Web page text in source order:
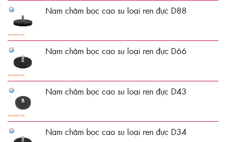
Nam châm bọc cao su loại ren đực D88
Nam châm bọc cao su loại ren đực D66
Nam châm bọc cao su loại ren đực D43
Nam châm bọc cao su loại ren đực D34